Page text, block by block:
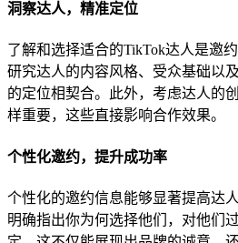
洞察达人，精准定位
了解和选择适合的TikTok达人是邀
研究达人的内容风格、受众基础以
的定位相契合。此外，考虑达人的
样重要，这些直接影响合作效果。
个性化邀约，提升成功率
个性化的邀约信息能够显著提高达
明确指出你为何选择他们，对他们